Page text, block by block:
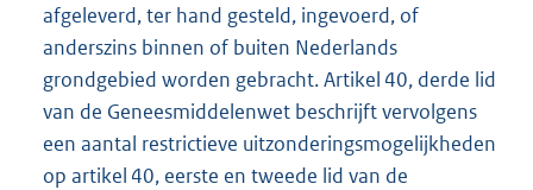
afgeleverd, ter hand gesteld, ingevoerd, of
anderszins binnen of buiten Nederlands
grondgebied worden gebracht. Artikel 40, derde lid
van de Geneesmiddelenwet beschrijft vervolgens
een aantal restrictieve uitzonderingsmogelijkheden
op artikel 40, eerste en tweede lid van de